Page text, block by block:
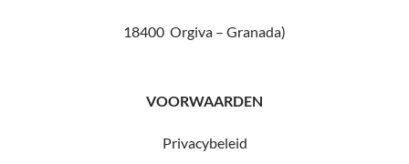
18400 Orgiva – Granada)
VOORWAARDEN
Privacybeleid